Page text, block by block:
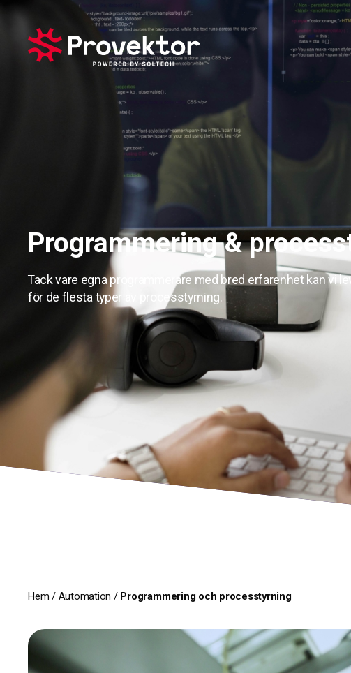
Programmering &
Tack vare egna programmerare med bred erfarenhet kan vi
för de flesta typer av processtyrning.
Hem / Automation / Programmering och processtyrning